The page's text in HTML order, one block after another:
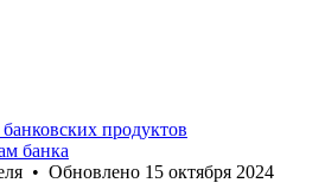
продуктов
банка
• Обновлено 15 октября 2024